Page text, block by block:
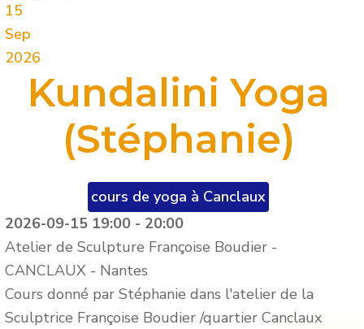
15
Sep
2026
Kundalini Yoga
(Stéphanie)
cours de yoga à Canclaux
2026-09-15 19:00 - 20:00
Atelier de Sculpture Françoise Boudier -
CANCLAUX - Nantes
Cours donné par Stéphanie dans l'atelier de la
Sculptrice Françoise Boudier /quartier Canclaux